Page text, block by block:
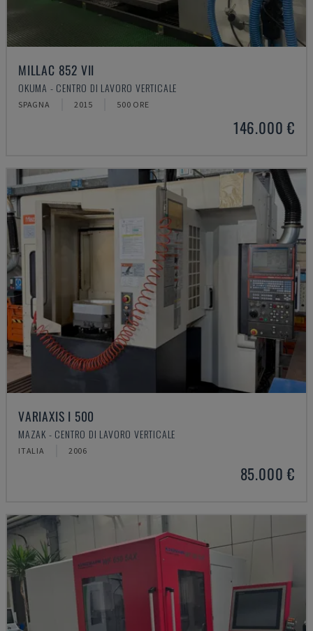
MILLAC 852 VII
OKUMA - CENTRO DI LAVORO VERTICALE
SPAGNA 2015 500 ORE
146.000 €
VARIAXIS I 500
MAZAK - CENTRO DI LAVORO VERTICALE
ITALIA 2006
85.000 €